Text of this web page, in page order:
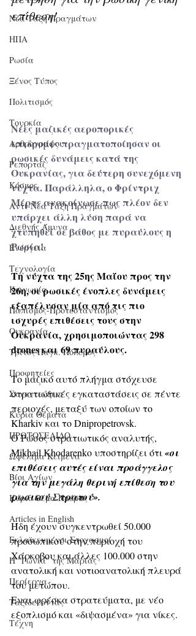
Νέα Τάξη Πραγμάτων
ΗΠΑ
Ρωσία
Ξένος Τύπος
Πολιτισμός
Τουρκία
Αρθρογράφοι
Ρεπορτάζ
Κόσμος
Αντί-Νέα Τάξη Πραγμάτων
Διεθνής Άμυνα
Ενέργεια
Τεχνολογία
Κοινωνία
Παπισμός-Προτεσταντισμός
Ουκρανία
Τρίτος Παγκ. Πόλεμος
Προφητείες
Συνεντεύξεις
Κύρια Θέματα
ΠΡΩΤΟΣΕΛΙΔΟ
Ωφέλιμα Κείμενα
Βίοι Αγίων
Κύριο Θέμα Ημέρας
Articles in English
Εκλαϊκευμένοι Στοχασμοί
Η "Γωνιά" της Μαρίας
Περίεργα
Ταξιδεύοντας
Τέχνη
επίθεση!
Νέες μαζικές αεροπορικές
επιδρομές πραγματοποίησαν οι
ρωσικές δυνάμεις κατά της
Ουκρανίας, για δεύτερη συνεχόμενη
νύχτα. Παράλληλα, ο Φρίντριχ
Μέρτς ανακοίνωσε πως πλέον δεν
υπάρχει άλλη λύση παρά να
χτυπηθεί σε βάθος με πυραύλους η
Ρωσία!
Τη νύχτα της 25ης Μαΐου προς την
26η, οι ρωσικές ένοπλες δυνάμεις
εξαπέλυσαν μία από τις πιο
ισχυρές επιθέσεις τους στην
Ουκρανία, χρησιμοποιώντας 298
drones και 69 πυραύλους.
Το μαζικό αυτό πλήγμα στόχευσε
στρατιωτικές εγκαταστάσεις σε πέντε
περιοχές, μεταξύ των οποίων το
Kharkiv και το Dnipropetrovsk.
Ο Ρώσος στρατιωτικός αναλυτής,
Mikhail Khodarenko υποστηρίζει ότι «οι
επιθέσεις αυτές είναι προάγγελος
για την μεγάλη θερινή επίθεση του
ρωσικού Στρατού».
Ήδη έχουν συγκεντρωθεί 50.000
προσωπικού στην περιοχή του
Χάρκοβου και άλλες 100.000 στην
ανατολική και νοτιοανατολική πλευρά
του μετώπου.
Εναι φρέσκα στρατεύματα, με νέο
εξοπλισμό και «διψασμένα» για νίκες.